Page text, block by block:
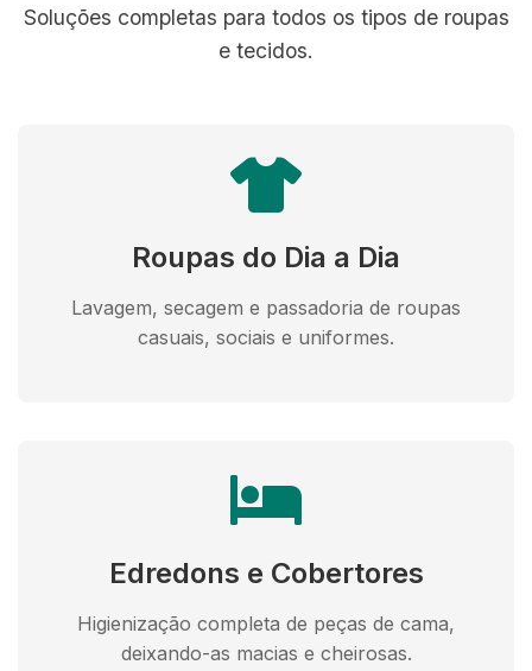
Soluções completas para todos os tipos de roupas
e tecidos.
Roupas do Dia a Dia
Lavagem, secagem e passadoria de roupas
casuais, sociais e uniformes.
Edredons e Cobertores
Higienização completa de peças de cama,
deixando-as macias e cheirosas.